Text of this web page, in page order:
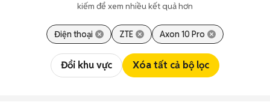
kiếm để xem nhiều kết quả hơn
Điện thoại ZTE Axon 10 Pro
Đổi khu vực Xóa tất cả bộ lọc